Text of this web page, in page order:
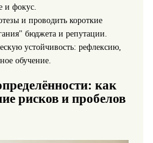
и фокус.
и проводить короткие
бюджета и репутации.
устойчивость: рефлексию,
обучение.
как
рисков и пробелов